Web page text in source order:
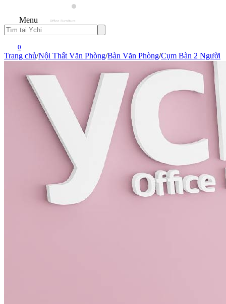
Menu
0
Trang chủ/Nội Thất Văn Phòng/Bàn Văn Phòng/Cụm Bàn 2 Người